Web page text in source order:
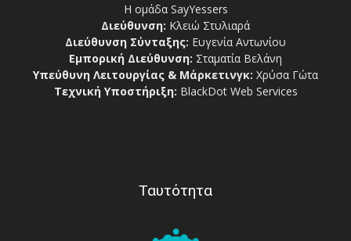
Η ομάδα SayYessers
Διεύθυνση: Κλειώ Στυλιαρά
Διεύθυνση Σύνταξης: Ευγενία Αντωνίου
Εμπορική Διεύθυνση: Σταματία Βελάνη
Υπεύθυνη Λειτουργίας & Μάρκετινγκ: Χρύσα Γώτα
Τεχνική Υποστήριξη: BlackDot Web Services
Ταυτότητα